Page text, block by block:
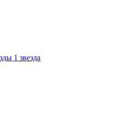
1 звезда